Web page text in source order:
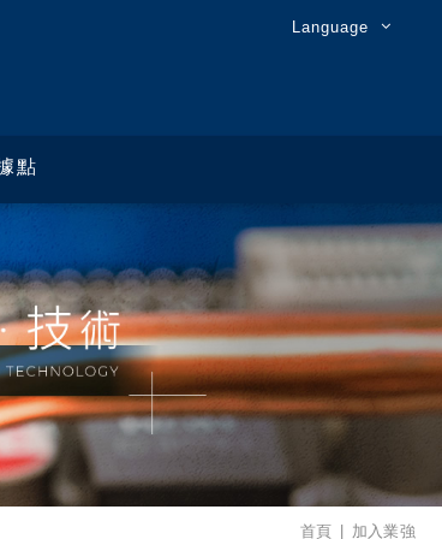
Language
點
首頁 加入業強